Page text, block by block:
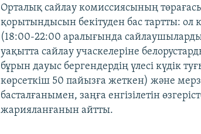
Орталық сайлау комиссиясының
қорытындысын бекітуден бас тартты: ол
(18:00-22:00 аралығында
уақытта сайлау учаскелеріне
бұрын дауыс бергендердің үлесі күдік
көрсеткіш 50 пайызға жеткен) және
басталғанымен, заңға енгізілетін
жарияланғанын айтты.